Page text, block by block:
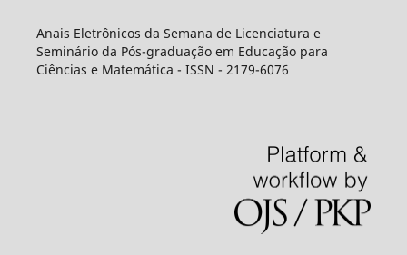
Anais Eletrônicos da Semana de Licenciatura e
Seminário da Pós-graduação em Educação para
Ciências e Matemática - ISSN - 2179-6076